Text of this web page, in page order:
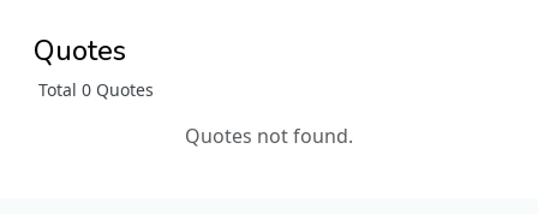
Quotes
Total 0 Quotes
Quotes not found.